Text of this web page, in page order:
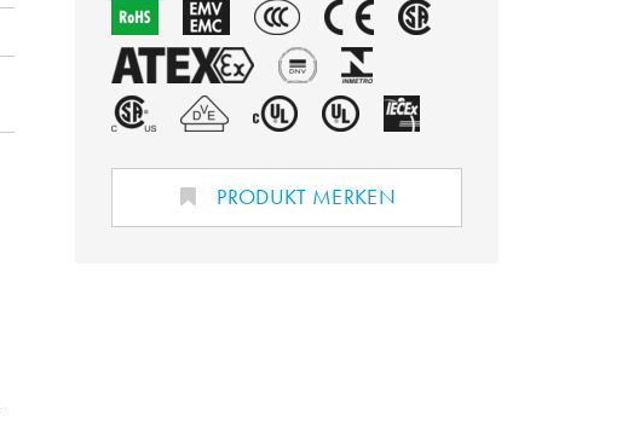
PRODUKT MERKEN